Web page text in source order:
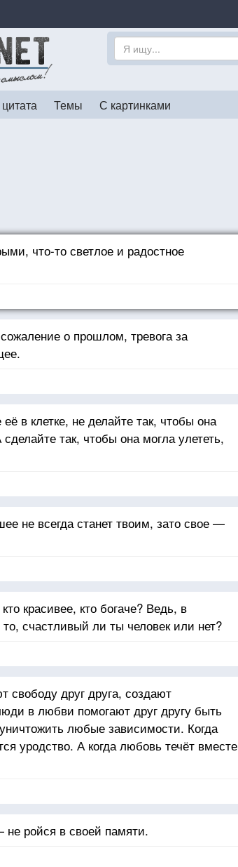
Темы С картинками
что-то светлое и радостное
о прошлом, тревога за
в клетке, не делайте так, чтобы она
так, чтобы она могла улететь,
не всегда станет твоим, зато свое —
красивее, кто богаче? Ведь, в
счастливый ли ты человек или нет?
друг друга, создают
в любви помогают друг другу быть
любые зависимости. Когда
уродство. А когда любовь течёт вместе
ройся в своей памяти.